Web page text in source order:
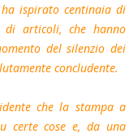
ha ispirato centinaia di
articoli, che hanno
del silenzio dei
concludente.
che la stampa a
certe cose e, da una